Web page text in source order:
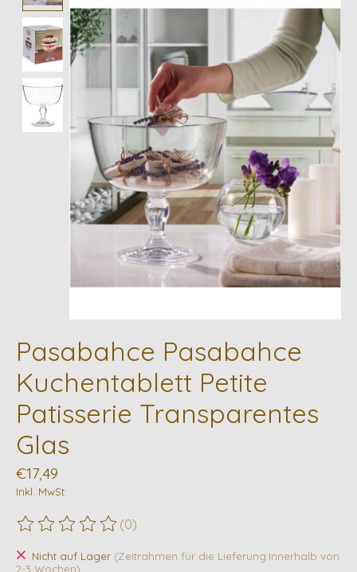
Pasabahce Pasabahce
Kuchentablett Petite
Patisserie Transparentes
Glas
€17,49
Inkl. MwSt.
Die Bewertung dieses Produkts ist
(0)
Nicht auf Lager (Zeitrahmen für die Lieferung:Innerhalb von
2-3 Wochen)